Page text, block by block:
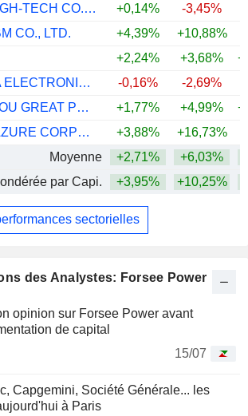
des Analystes: Forsee Power
opinion sur Forsee Power avant
de capital
15/07
Capgemini, Société Générale... les
à Paris
GOTION HIGH-TECH CO.,LTD.
+0,14% -3,45%
CO., LTD.
+4,39% +10,88%
+2,24% +3,68%
SUNWODA ELECTRONIC CO.,LTD
-0,16% -2,69%
GUANGZHOU GREAT POWER ENERGY AND TECHNOLOGY CO., LTD
+1,77% +4,99%
JIANGSU AZURE CORPORATION
+3,88% +16,73%
Moyenne
+2,71% +6,03%
par Capi.
+3,95% +10,25%
sectorielles